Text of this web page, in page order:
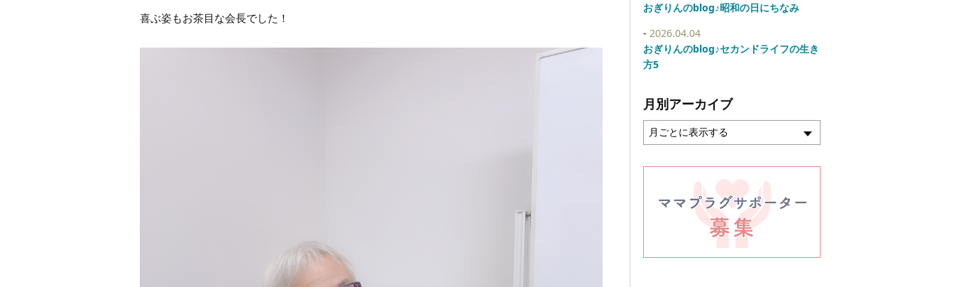
喜ぶ姿もお茶目な会長でした！
おぎりんのblog♪昭和の日にちなみ
2026.04.04
おぎりんのblog♪セカンドライフの生き
方5
月別アーカイブ